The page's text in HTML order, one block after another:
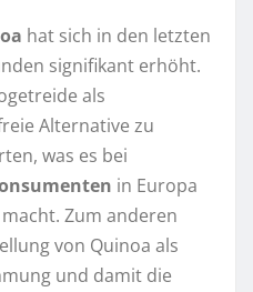
hat sich in den letzten
signifikant erhöht.
als
Alternative zu
was es bei
in Europa
Zum anderen
von Quinoa als
und damit die